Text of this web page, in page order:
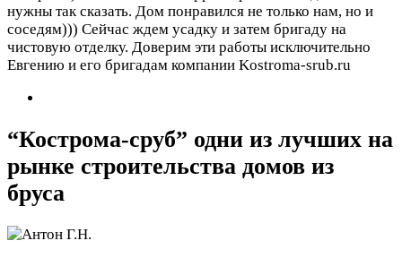
нужны так сказать. Дом понравился не только нам, но и
соседям))) Сейчас ждем усадку и затем бригаду на
чистовую отделку. Доверим эти работы исключительно
Евгению и его бригадам компании Kostroma-srub.ru
“Кострома-сруб” одни из лучших на
рынке строительства домов из
бруса